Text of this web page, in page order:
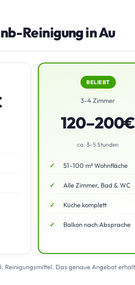
Reinigung in Au
BELIEBT
3–4 Zimmer
120–200€
ca. 3–5 Stunden
51–100 m² Wohnfläche
Alle Zimmer, Bad & WC
Küche komplett
Balkon nach Absprache
Reinigungsmittel. Das genaue Angebot